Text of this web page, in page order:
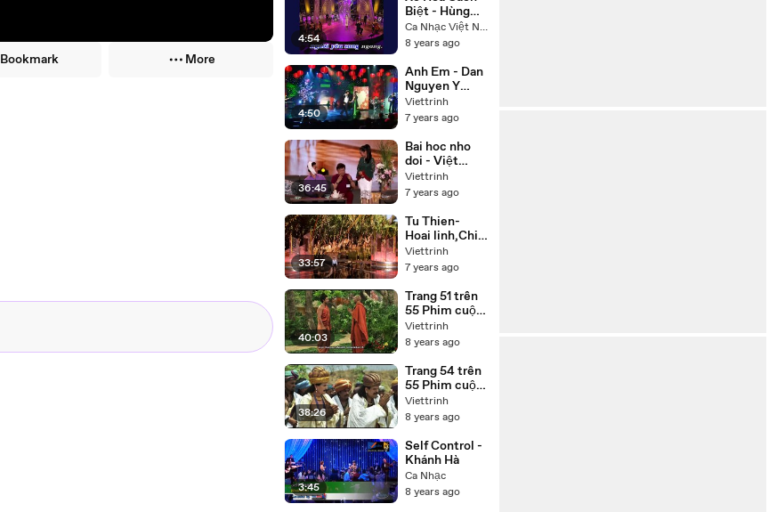
Bookmark More
4:54
Biệt - Hùng
Linh Hoàng
Lan
Ca Nhạc Việt Nam
8 years ago
4:50
Anh Em - Dan
Nguyen Y
Phung
Viettrinh
7 years ago
36:45
Bai hoc nho
doi - Việt
Hương, Chí
Tài, Thúy Nga,
Viettrinh
7 years ago
33:57
Tu Thien-
Hoai linh,Chi
tai,Trung
Dan,Thuy
Viettrinh
7 years ago
40:03
Trang 51 trên
55 Phim cuộc
đời Đức Phật
Thích Ca
bộ 55 tập lồng
tiếng
Viettrinh
8 years ago
38:26
Trang 54 trên
55 Phim cuộc
đời Đức Phật
Thích Ca
bộ 55 tập lồng
tiếng
Viettrinh
8 years ago
3:45
Self Control -
Khánh Hà
Ca Nhạc
8 years ago